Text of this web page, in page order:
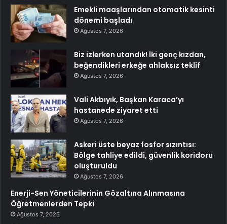
Emekli maaşlarından otomatik kesinti
dönemi başladı
Ağustos 7, 2026
Biz izlerken utandık! İki genç kızdan,
beğendikleri erkeğe ahlaksız teklif
Ağustos 7, 2026
Vali Akbıyık, Başkan Karaca’yı
hastanede ziyaret etti
Ağustos 7, 2026
Askeri üste beyaz fosfor sızıntısı:
Bölge tahliye edildi, güvenlik koridoru
oluşturuldu
Ağustos 7, 2026
Enerji-Sen Yöneticilerinin Gözaltına Alınmasına
Öğretmenlerden Tepki
Ağustos 7, 2026